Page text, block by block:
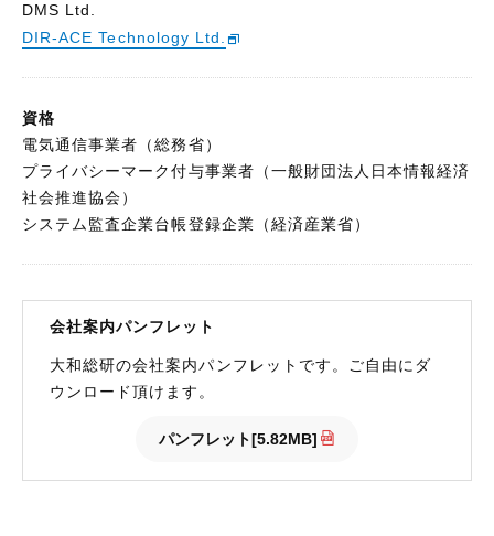
DMS Ltd.
DIR-ACE Technology Ltd.
資格
電気通信事業者（総務省）
プライバシーマーク付与事業者（一般財団法人日本情報経済
社会推進協会）
システム監査企業台帳登録企業（経済産業省）
会社案内パンフレット
大和総研の会社案内パンフレットです。ご自由にダ
ウンロード頂けます。
パンフレット[5.82MB]